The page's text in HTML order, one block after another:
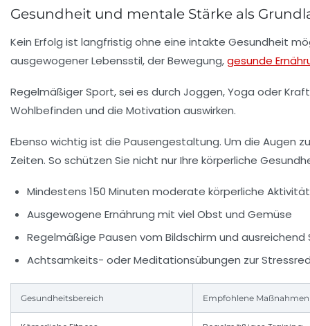
Gesundheit und mentale Stärke als
Kein Erfolg ist langfristig ohne eine intakte Gesundheit
ausgewogener Lebensstil, der Bewegung,gesunde
Regelmäßiger Sport, sei es durch Joggen, Yoga oder
Wohlbefinden und die Motivation auswirken.
Ebenso wichtig ist die Pausengestaltung. Um die Augen
Zeiten. So schützen Sie nicht nur Ihre körperliche
Mindestens 150 Minuten moderate körperliche
Ausgewogene Ernährung mit viel Obst und Gemüse
Regelmäßige Pausen vom Bildschirm und ausreichend
Achtsamkeits- oder Meditationsübungen zur
Gesundheitsbereich Empfohlene Maßnahmen